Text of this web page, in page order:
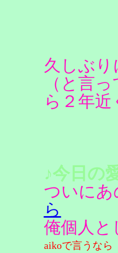
久しぶり
（と言
ら２年近
♪今日の
ついにあ
ら
俺個人と
aikoで言うなら